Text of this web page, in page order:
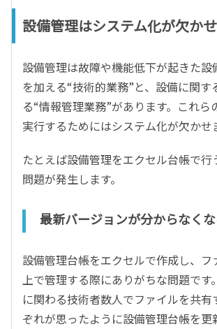
設備管理はシステム化が欠か
設備管理は故障や機能低下が起きた設
を加える“技術的業務”と、設備に関す
る“情報管理業務”があります。これら
実行するためにはシステム化が欠かせ
たとえば設備管理をエクセル台帳で行
問題が発生します。
最新バージョンが分からなく
設備管理台帳をエクセルで作成し、フ
上で管理する際にありがちな問題です
に関わる技術者数人でファイルを共
ぞれが思ったように設備管理台帳を更